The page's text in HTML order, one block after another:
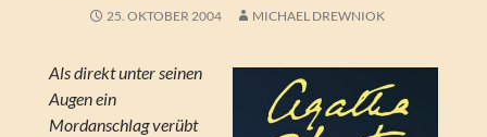
25. OKTOBER 2004 MICHAEL DREWNIOK
Als direkt unter seinen
Augen ein
Mordanschlag verübt